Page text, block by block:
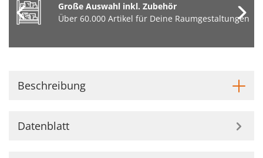
Große Auswahl inkl. Zubehör
Über 60.000 Artikel für Deine Raumgestaltungen
Beschreibung
Datenblatt